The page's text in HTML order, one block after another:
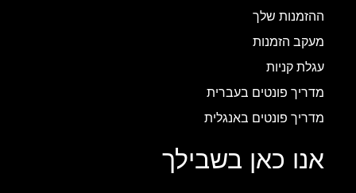
ההזמנות שלך
מעקב הזמנות
עגלת קניות
מדריך פונטים בעברית
מדריך פונטים באנגלית
אנו כאן בשבילך